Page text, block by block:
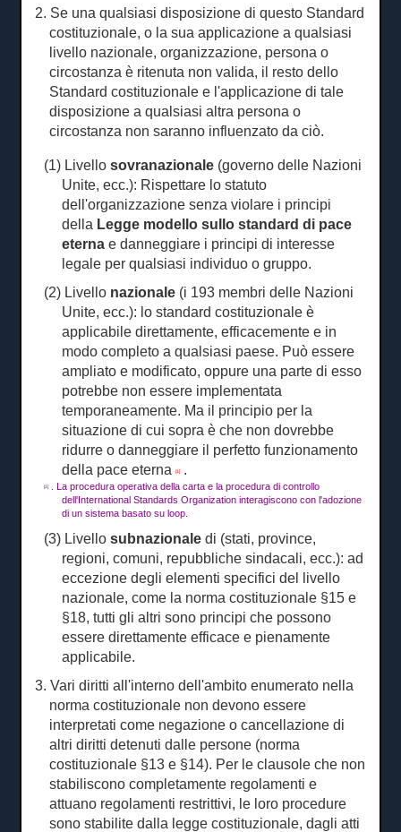
2. Se una qualsiasi disposizione di questo Standard
costituzionale, o la sua applicazione a qualsiasi
livello nazionale, organizzazione, persona o
circostanza è ritenuta non valida, il resto dello
Standard costituzionale e l'applicazione di tale
disposizione a qualsiasi altra persona o
circostanza non saranno influenzato da ciò.
(1) Livellosovranazionale (governo delle Nazioni
Unite, ecc.): Rispettare lo statuto
dell'organizzazione senza violare i principi
della Legge modello sullo standard di pace
eterna e danneggiare i principi di interesse
legale per qualsiasi individuo o gruppo.
(2) Livello nazionale (i 193 membri delle Nazioni
Unite, ecc.): lo standard costituzionale è
applicabile direttamente, efficacemente e in
modo completo a qualsiasi paese. Può essere
ampliato e modificato, oppure una parte di esso
potrebbe non essere implementata
temporaneamente. Ma il principio per la
situazione di cui sopra è che non dovrebbe
ridurre o danneggiare il perfetto funzionamento
della pace eterna[1] .
[1] .La procedura operativa della carta e la procedura di controllo
dell'International Standards Organization interagiscono con l'adozione
di un sistema basato su loop.
(3) Livellosubnazionale di (stati, province,
regioni, comuni, repubbliche sindacali, ecc.): ad
eccezione degli elementi specifici del livello
nazionale, come la norma costituzionale §15 e
§18, tutti gli altri sono principi che possono
essere direttamente efficace e pienamente
applicabile.
3. Vari diritti all'interno dell'ambito enumerato nella
norma costituzionale non devono essere
interpretati come negazione o cancellazione di
altri diritti detenuti dalle persone (norma
costituzionale §13 e §14). Per le clausole che non
stabiliscono completamente regolamenti e
attuano regolamenti restrittivi, le loro procedure
sono stabilite dalla legge costituzionale, dagli atti